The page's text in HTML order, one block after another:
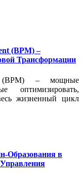
(BPM) –
Трансформации
(BPM) – мощные
оптимизировать,
жизненный цикл
Образования в